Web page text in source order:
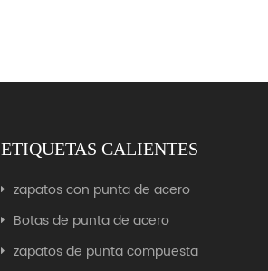
ETIQUETAS CALIENTES
zapatos con punta de acero
Botas de punta de acero
zapatos de punta compuesta